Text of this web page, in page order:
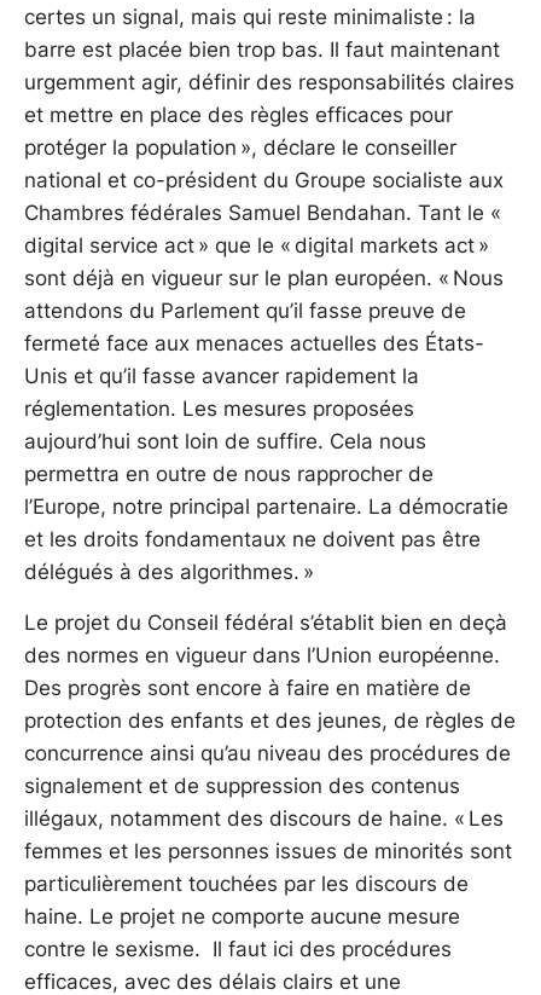
certes un signal, mais qui reste minimaliste : la
barre est placée bien trop bas. Il faut maintenant
urgemment agir, définir des responsabilités claires
et mettre en place des règles efficaces pour
protéger la population », déclare le conseiller
national et co-président du Groupe socialiste aux
Chambres fédérales Samuel Bendahan. Tant le «
digital service act » que le « digital markets act »
sont déjà en vigueur sur le plan européen. « Nous
attendons du Parlement qu’il fasse preuve de
fermeté face aux menaces actuelles des États-
Unis et qu’il fasse avancer rapidement la
réglementation. Les mesures proposées
aujourd’hui sont loin de suffire. Cela nous
permettra en outre de nous rapprocher de
l’Europe, notre principal partenaire. La démocratie
et les droits fondamentaux ne doivent pas être
délégués à des algorithmes. »
Le projet du Conseil fédéral s’établit bien en deçà
des normes en vigueur dans l’Union européenne.
Des progrès sont encore à faire en matière de
protection des enfants et des jeunes, de règles de
concurrence ainsi qu’au niveau des procédures de
signalement et de suppression des contenus
illégaux, notamment des discours de haine. « Les
femmes et les personnes issues de minorités sont
particulièrement touchées par les discours de
haine. Le projet ne comporte aucune mesure
contre le sexisme. Il faut ici des procédures
efficaces, avec des délais clairs et une